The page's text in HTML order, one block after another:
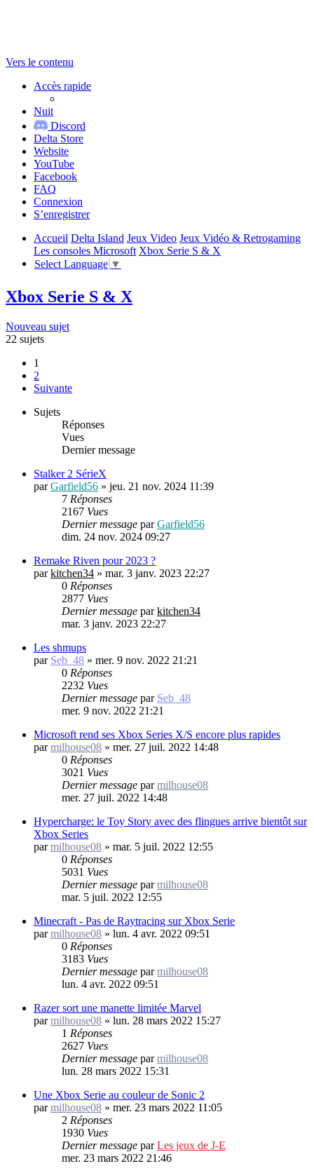
Vers le contenu
Accès rapide
Nuit
Discord
Delta Store
Website
YouTube
Facebook
FAQ
Connexion
S’enregistrer
Accueil Delta Island Jeux Video Jeux Vidéo & Retrogaming
Les consoles Microsoft Xbox Serie S & X
Select Language ▼
Xbox Serie S & X
Nouveau sujet
22 sujets
1
2
Suivante
Sujets
Réponses
Vues
Dernier message
Stalker 2 SérieX
parGarfield56 » jeu. 21 nov. 2024 11:39
7 Réponses
2167 Vues
Dernier message parGarfield56
dim. 24 nov. 2024 09:27
Remake Riven pour 2023 ?
parkitchen34 » mar. 3 janv. 2023 22:27
0 Réponses
2877 Vues
Dernier message parkitchen34
mar. 3 janv. 2023 22:27
Les shmups
par Seb_48 » mer. 9 nov. 2022 21:21
0 Réponses
2232 Vues
Dernier message par Seb_48
mer. 9 nov. 2022 21:21
Microsoft rend ses Xbox Series X/S encore plus rapides
parmilhouse08 » mer. 27 juil. 2022 14:48
0 Réponses
3021 Vues
Dernier message parmilhouse08
mer. 27 juil. 2022 14:48
Hypercharge: le Toy Story avec des flingues arrive bientôt sur
Xbox Series
parmilhouse08 » mar. 5 juil. 2022 12:55
0 Réponses
5031 Vues
Dernier message parmilhouse08
mar. 5 juil. 2022 12:55
Minecraft - Pas de Raytracing sur Xbox Serie
parmilhouse08 » lun. 4 avr. 2022 09:51
0 Réponses
3183 Vues
Dernier message parmilhouse08
lun. 4 avr. 2022 09:51
Razer sort une manette limitée Marvel
parmilhouse08 » lun. 28 mars 2022 15:27
1 Réponses
2627 Vues
Dernier message parmilhouse08
lun. 28 mars 2022 15:31
Une Xbox Serie au couleur de Sonic 2
parmilhouse08 » mer. 23 mars 2022 11:05
2 Réponses
1930 Vues
Dernier message parLes jeux de J-E
mer. 23 mars 2022 21:46